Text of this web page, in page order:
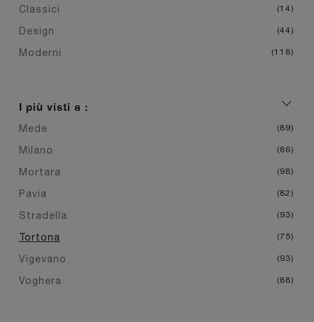
Classici 14
Design 44
Moderni 118
I più visti a :
Mede 89
Milano 86
Mortara 98
Pavia 82
Stradella 93
Tortona 75
Vigevano 93
Voghera 88